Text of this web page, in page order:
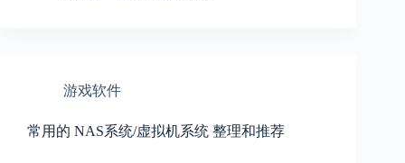
游戏软件
常用的 NAS系统/虚拟机系统 整理和推荐